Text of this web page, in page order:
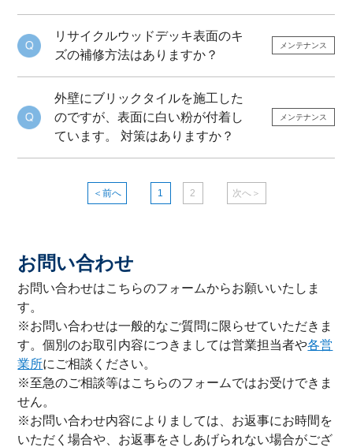
リサイクルウッドデッキ表面のキ
ズの補修方法はありますか？
メンテナンス
外壁にブリックタイルを施工した
のですが、表面に白い粉が付着し
ています。 対策はありますか？
メンテナンス
＜前へ 1 2 次へ＞
お問い合わせ
お問い合わせはこちらのフォームからお願いいたしま
す。
※お問い合わせは一般的なご質問に限らせていただきま
す。個別のお取引内容につきましては営業担当者や各営
業所にご相談ください。
※至急のご相談等はこちらのフォームではお受けできま
せん。
※お問い合わせ内容によりましては、お返事にお時間を
いただく場合や、お返事をさしあげられない場合がござ